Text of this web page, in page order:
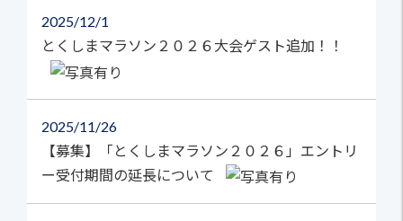
2025 12/1
とくしまマラソン２０２６大会ゲスト追加！！
2025 11/26
【募集】「とくしまマラソン２０２６」エントリ
ー受付期間の延長について